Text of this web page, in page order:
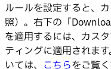
ルールを設定すると、
照）。右下の「
を適用するには、カス
ティングに適用されま
いては、 こちらをご覧